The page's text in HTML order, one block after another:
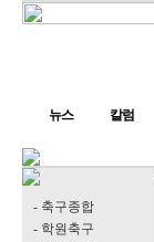
뉴스 칼럼
- 축구종합
- 학원축구